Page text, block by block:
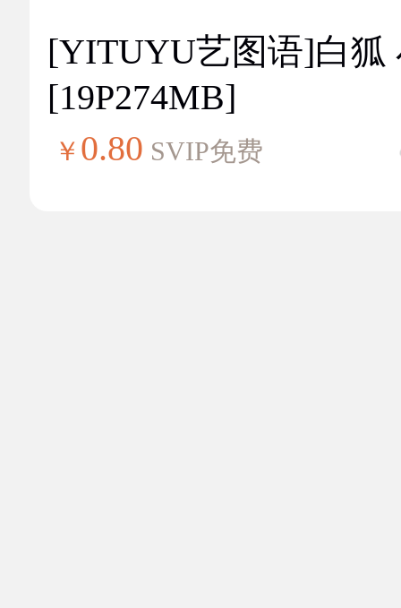
[YITUYU艺图语]白狐
[19P274MB]
￥ 0.80 SVIP免费